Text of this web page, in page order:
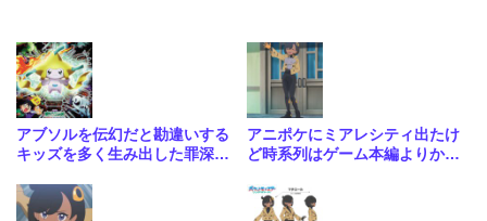
アブソルを伝幻だと勘違いする
キッズを多く生み出した罪深い
アニポケにミアレシティ出たけ
ど時系列はゲーム本編よりかな